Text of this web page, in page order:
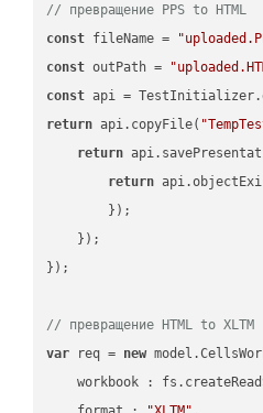
// превращение PPS to HTML
const fileName =
const outPath =
const
return api.copyFile(
return
return
        });
    });
});
// превращение HTML to XLTM
var req = new
workbook :